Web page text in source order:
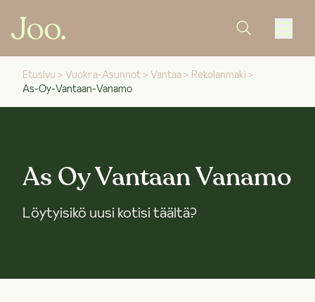
Etusivu > Vuokra-Asunnot > Vantaa > Rekolanmaki >
As-Oy-Vantaan-Vanamo
As Oy Vantaan Vanamo
Löytyisikö uusi kotisi täältä?